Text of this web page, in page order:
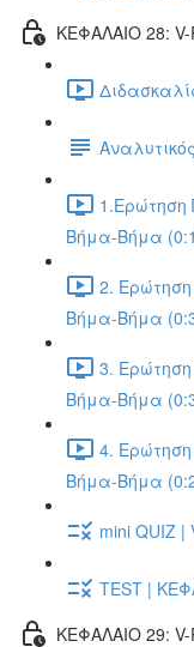
ΚΕΦΑΛΑΙΟ 28:
1.Ερώτηση
Βήμα-Βήμα
2.
Βήμα-Βήμα
3.
Βήμα-Βήμα
4.
Βήμα-Βήμα
mini QUIZ |
TEST |
ΚΕΦΑΛΑΙΟ 29: